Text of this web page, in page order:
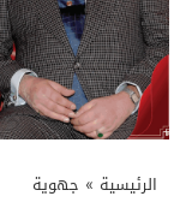
الرئيسية » جهوية